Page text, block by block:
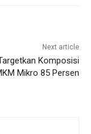
Next article
Komposisi
Mikro 85 Persen